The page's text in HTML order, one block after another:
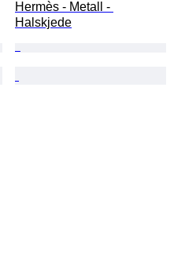
Hermès - Metall -
Halskjede